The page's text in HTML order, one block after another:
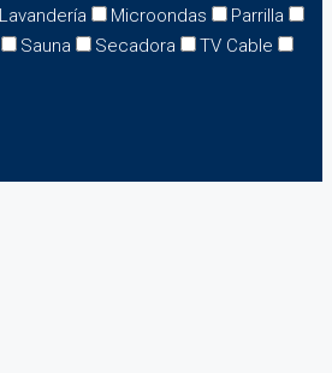
Lavandería Microondas
Parrilla
Sauna Secadora
TV Cable